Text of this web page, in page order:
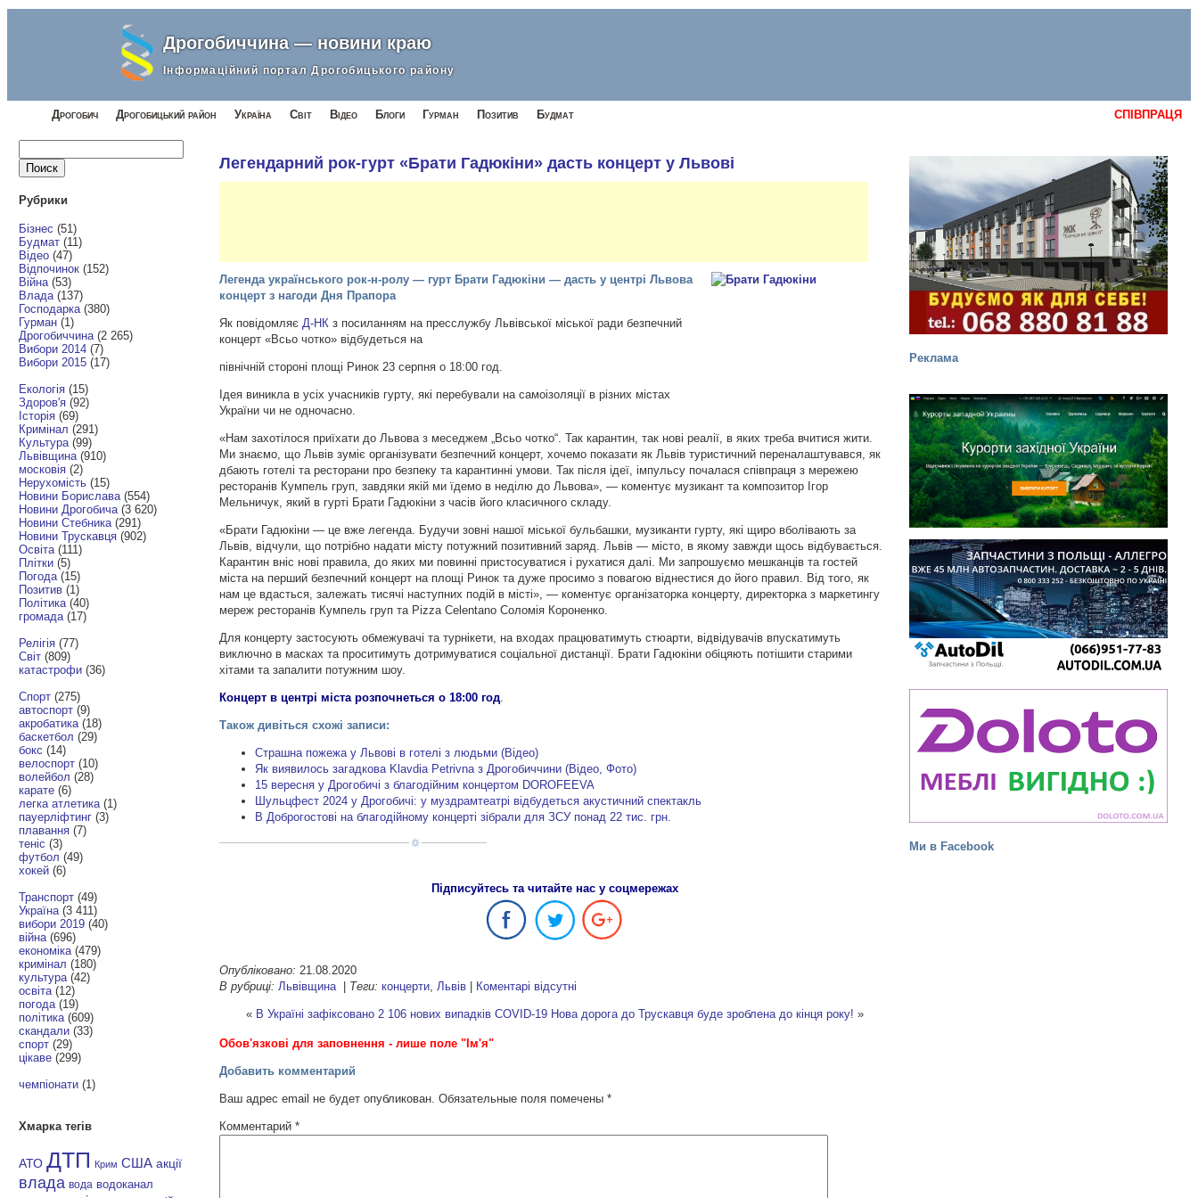
Дрогобиччина — новини краю
Інформаційний портал Дрогобицького району
Дрогобич Дрогобицький район Україна Світ Відео Блоги Гурман СПІВПРАЦЯ
Позитив Будмат
Реклама
Ми в Facebook
Рубрики
Бізнес (51)
Будмат (11)
Відео (47)
Відпочинок (152)
Війна (53)
Влада (137)
Господарка (380)
Гурман (1)
Дрогобиччина (2 265)
Вибори 2014 (7)
Вибори 2015 (17)
Екологія (15)
Здоров'я (92)
Історія (69)
Кримінал (291)
Культура (99)
Львівщина (910)
московія (2)
Нерухомість (15)
Новини Борислава (554)
Новини Дрогобича (3 620)
Новини Стебника (291)
Новини Трускавця (902)
Освіта (111)
Плітки (5)
Погода (15)
Позитив (1)
Політика (40)
громада (17)
Релігія (77)
Світ (809)
катастрофи (36)
Спорт (275)
автоспорт (9)
акробатика (18)
баскетбол (29)
бокс (14)
велоспорт (10)
волейбол (28)
карате (6)
легка атлетика (1)
пауерліфтинг (3)
плавання (7)
теніс (3)
футбол (49)
хокей (6)
Транспорт (49)
Україна (3 411)
вибори 2019 (40)
війна (696)
економіка (479)
кримінал (180)
культура (42)
освіта (12)
погода (19)
політика (609)
скандали (33)
спорт (29)
цікаве (299)
чемпіонати (1)
Хмарка тегів
АТО ДТП Крим США акції
влада вода водоканал
Легендарний рок-гурт «Брати Гадюкіни» дасть концерт у Львові
Легенда українського рок-н-ролу — гурт Брати Гадюкіни — дасть у центрі Львова
концерт з нагоди Дня Прапора
Як повідомляєД-НК з посиланням на пресслужбу Львівської міської ради безпечний
концерт «Всьо чотко» відбудеться на
північній стороні площі Ринок 23 серпня о 18:00 год.
Ідея виникла в усіх учасників гурту, які перебували на самоізоляції в різних містах
України чи не одночасно.
«Нам захотілося приїхати до Львова з меседжем „Всьо чотко“. Так карантин, так нові реалії, в яких треба вчитися жити.
Ми знаємо, що Львів зуміє організувати безпечний концерт, хочемо показати як Львів туристичний переналаштувався, як
дбають готелі та ресторани про безпеку та карантинні умови. Так після ідеї, імпульсу почалася співпраця з мережею
ресторанів Кумпель груп, завдяки якій ми їдемо в неділю до Львова», — коментує музикант та композитор Ігор
Мельничук, який в гурті Брати Гадюкіни з часів його класичного складу.
«Брати Гадюкіни — це вже легенда. Будучи зовні нашої міської бульбашки, музиканти гурту, які щиро вболівають за
Львів, відчули, що потрібно надати місту потужний позитивний заряд. Львів — місто, в якому завжди щось відбувається.
Карантин вніс нові правила, до яких ми повинні пристосуватися і рухатися далі. Ми запрошуємо мешканців та гостей
міста на перший безпечний концерт на площі Ринок та дуже просимо з повагою віднестися до його правил. Від того, як
нам це вдасться, залежать тисячі наступних подій в місті», — коментує організаторка концерту, директорка з маркетингу
мереж ресторанів Кумпель груп та Pizza Celentano Соломія Короненко.
Для концерту застосують обмежувачі та турнікети, на входах працюватимуть стюарти, відвідувачів впускатимуть
виключно в масках та проситимуть дотримуватися соціальної дистанції. Брати Гадюкіни обіцяють потішити старими
хітами та запалити потужним шоу.
Концерт в центрі міста розпочнеться о 18:00 год.
Також дивіться схожі записи:
Страшна пожежа у Львові в готелі з людьми (Відео)
Як виявилось загадкова Klavdia Petrivna з Дрогобиччини (Відео, Фото)
15 вересня у Дрогобичі з благодійним концертом DOROFEEVA
Шульцфест 2024 у Дрогобичі: у муздрамтеатрі відбудеться акустичний спектакль
В Доброгостові на благодійному концерті зібрали для ЗСУ понад 22 тис. грн.
Підписуйтесь та читайте нас у соцмережах
Опубліковано: 21.08.2020
В рубриці: Львівщина | Теги: концерти Львів | Коментарі відсутні
« В Україні зафіксовано 2 106 нових випадків COVID-19 Нова дорога до Трускавця буде зроблена до кінця року! »
Обов'язкові для заповнення - лише поле "Ім'я"
Добавить комментарий
Ваш адрес email не будет опубликован. Обязательные поля помечены*
Комментарий*